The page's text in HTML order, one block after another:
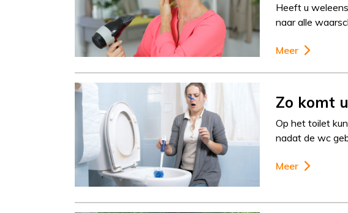
Heeft u
naar alle
Meer
Zo komt
Op het toilet
nadat de wc
Meer